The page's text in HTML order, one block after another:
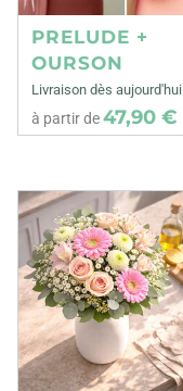
PRELUDE +
OURSON
Livraison dès aujourd'hui
à partir de47,90 €